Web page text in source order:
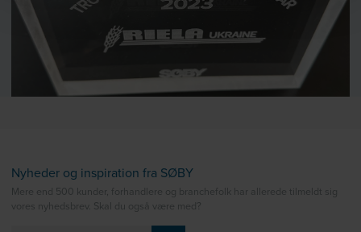
Nyheder og inspiration fra SØBY
Mere end 500 kunder, forhandlere og branchefolk har allerede tilmeldt sig
vores nyhedsbrev. Skal du også være med?